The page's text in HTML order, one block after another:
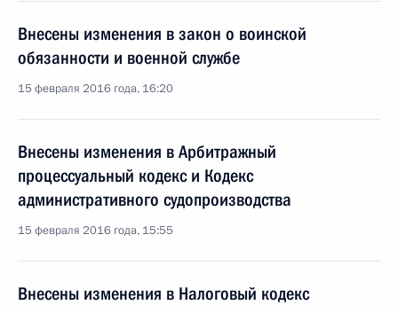
Внесены изменения в закон о воинской
обязанности и военной службе
15 февраля 2016 года, 16:20
Внесены изменения в Арбитражный
процессуальный кодекс и Кодекс
административного судопроизводства
15 февраля 2016 года, 15:55
Внесены изменения в Налоговый кодекс